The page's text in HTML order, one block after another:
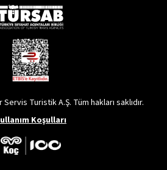
Turistik A.Ş. Tüm hakları saklıdır.
Koşulları